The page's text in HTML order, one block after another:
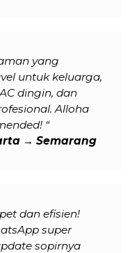
yang
untuk keluarga,
dingin, dan
Alloha
“
→ Semarang
dan efisien!
super
sopirnya